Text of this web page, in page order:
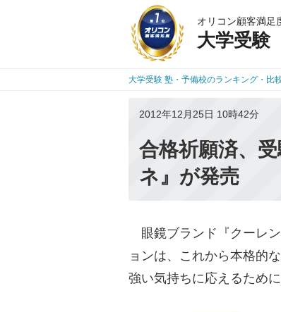
オリコン顧客満足
大学受験
大学受験 塾・予備校のランキング・比
2012年12月25日 10時42分
合格祈願済、
ネ』が発売
眼鏡ブランド『クーレ
ョンは、これから本格的
強い気持ちに応えるため